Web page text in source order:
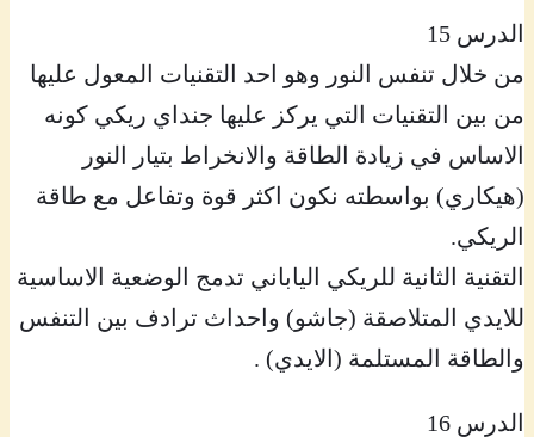
الدرس 15
من خلال تنفس النور وهو احد التقنيات المعول عليها
من بين التقنيات التي يركز عليها جنداي ريكي كونه
الاساس في زيادة الطاقة والانخراط بتيار النور
(هيكاري) بواسطته نكون اكثر قوة وتفاعل مع طاقة
الريكي.
التقنية الثانية للريكي الياباني تدمج الوضعية الاساسية
للايدي المتلاصقة (جاشو) واحداث ترادف بين التنفس
والطاقة المستلمة (الايدي) .
الدرس 16